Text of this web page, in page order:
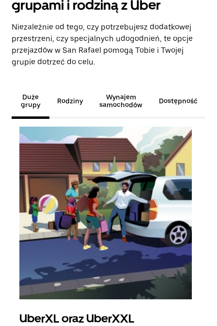
grupami i rodziną z Uber
Niezależnie od tego, czy potrzebujesz dodatkowej
przestrzeni, czy specjalnych udogodnień, te opcje
przejazdów w San Rafael pomogą Tobie i Twojej
grupie dotrzeć do celu.
Duże
grupy
Rodziny
Wynajem
samochodów
Dostępność
UberXL oraz UberXXL